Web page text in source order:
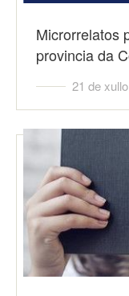
Microrrelatos
provincia da
21 de xullo